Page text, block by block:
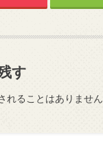
す
れることはありません